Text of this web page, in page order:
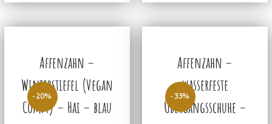
-20%
Affenzahn –
Winterstiefel (Vegan
Comfy) – Hai – blau
-33%
Affenzahn –
wasserfeste
Übergangsschuhe –